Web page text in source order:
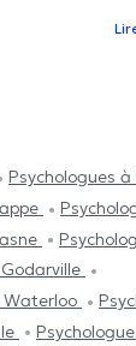
Psychologues à
Waterloo